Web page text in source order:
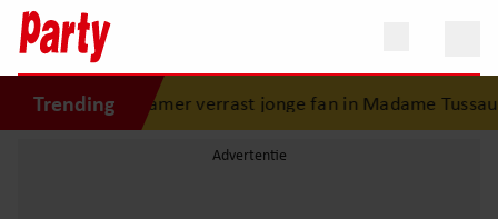
Trendingverrast jonge fan in Madame Tussauds: